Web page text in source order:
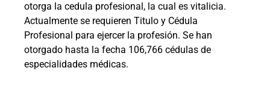
otorga la cedula profesional, la cual es vitalicia.
Actualmente se requieren Titulo y Cédula
Profesional para ejercer la profesión. Se han
otorgado hasta la fecha 106,766 cédulas de
especialidades médicas.